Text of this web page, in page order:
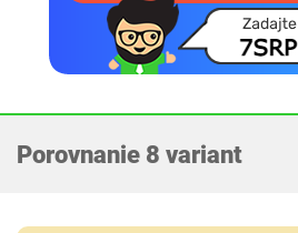
Porovnanie 8 variant